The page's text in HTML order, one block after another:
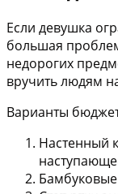
Если девушка
большая
недорогих
вручить людям
Варианты
Настенный
Бамбуковые